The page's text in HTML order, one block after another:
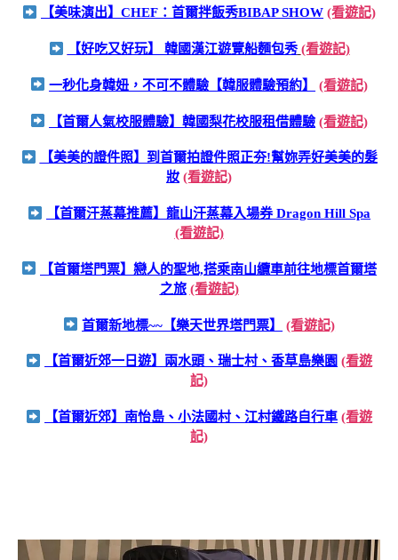
【美味演出】CHEF：首爾拌飯秀BIBAP SHOW (看遊記)
【好吃又好玩】 韓國漢江遊覽船麵包秀 (看遊記)
一秒化身韓妞，不可不體驗【韓服體驗預約】 (看遊記)
【首爾人氣校服體驗】韓國梨花校服租借體驗 (看遊記)
【美美的證件照】到首爾拍證件照正夯!幫妳弄好美美的髮
妝 (看遊記)
【首爾汗蒸幕推薦】龍山汗蒸幕入場券 Dragon Hill Spa
(看遊記)
【首爾塔門票】戀人的聖地,搭乘南山纜車前往地標首爾塔
之旅 (看遊記)
首爾新地標~~【樂天世界塔門票】 (看遊記)
【首爾近郊一日遊】兩水頭、瑞士村、香草島樂園 (看遊
記)
【首爾近郊】南怡島、小法國村、江村鐵路自行車 (看遊
記)